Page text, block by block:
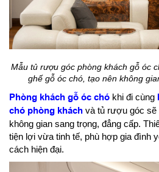
Mẫu tủ rượu góc phòng khách gỗ óc
ghế gỗ óc chó, tạo nên không
Phòng khách gỗ óc chó khi đi cùng
chó phòng khách và tủ rượu góc sẽ
không gian sang trọng, đẳng cấp.
tiện lợi vừa tinh tế, phù hợp gia đình
cách hiện đại.